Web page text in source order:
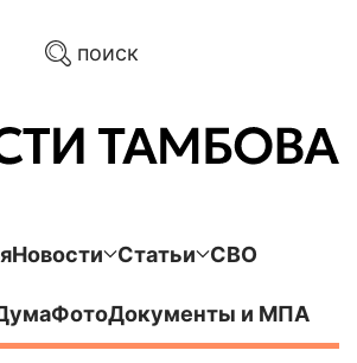
поиск
Новости Статьи СВО
ФотоДокументы и МПА